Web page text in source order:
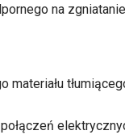
na